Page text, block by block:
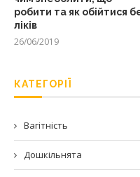
робити та як обійтися
ліків
26/06/2019
КАТЕГОРІЇ
Вагітність
Дошкільнята